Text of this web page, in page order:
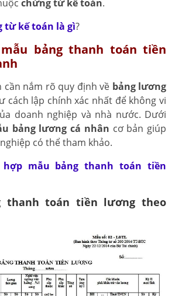
chứng từ kế toán.
từ kế toán là gì?
bảng thanh toán tiền
cần nắm rõ quy định về bảng lương
cách lập chính xác nhất để không vi
doanh nghiệp và nhà nước. Dưới
bảng lương cá nhân cơ bản giúp
có thể tham khảo.
hợp mẫu bảng thanh toán tiền
thanh toán tiền lương theo